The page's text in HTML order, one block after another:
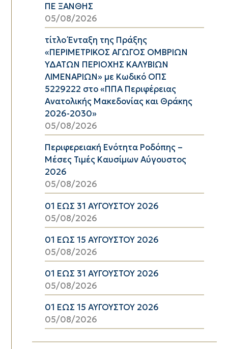
ΠΕ ΞΑΝΘΗΣ
05/08/2026
τίτλο Ένταξη της Πράξης
«ΠΕΡΙΜΕΤΡΙΚΟΣ ΑΓΩΓΟΣ ΟΜΒΡΙΩΝ
ΥΔΑΤΩΝ ΠΕΡΙΟΧΗΣ ΚΑΛΥΒΙΩΝ
ΛΙΜΕΝΑΡΙΩΝ» με Κωδικό ΟΠΣ
5229222 στο «ΠΠΑ Περιφέρειας
Ανατολικής Μακεδονίας και Θράκης
2026-2030»
05/08/2026
Περιφερειακή Ενότητα Ροδόπης –
Μέσες Τιμές Καυσίμων Αύγουστος
2026
05/08/2026
01 ΕΩΣ 31 ΑΥΓΟΥΣΤΟΥ 2026
05/08/2026
01 ΕΩΣ 15 ΑΥΓΟΥΣΤΟΥ 2026
05/08/2026
01 ΕΩΣ 31 ΑΥΓΟΥΣΤΟΥ 2026
05/08/2026
01 ΕΩΣ 15 ΑΥΓΟΥΣΤΟΥ 2026
05/08/2026